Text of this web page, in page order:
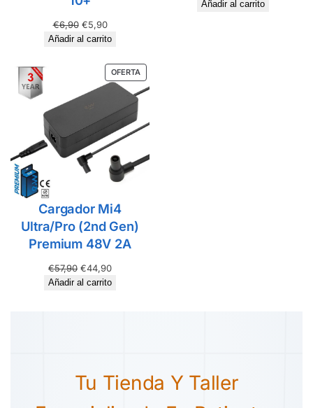
€6,90 €5,90
Añadir al carrito
Añadir al carrito
OFERTA
Cargador Mi4
Ultra/Pro (2nd Gen)
Premium 48V 2A
€57,90 €44,90
Añadir al carrito
Tu Tienda Y Taller